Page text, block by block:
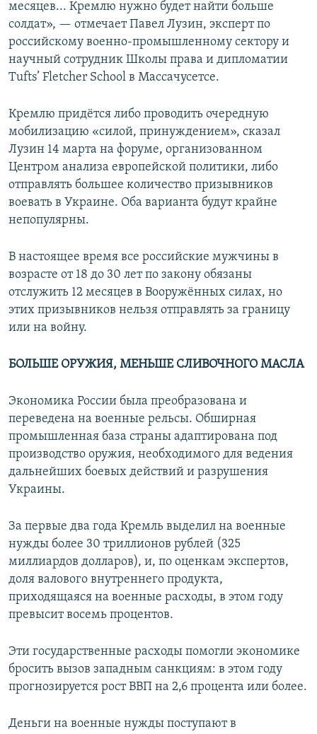
месяцев... Кремлю нужно будет найти больше
солдат», — отмечает Павел Лузин, эксперт по
российскому военно-промышленному сектору и
научный сотрудник Школы права и дипломатии
Tufts’ Fletcher School в Массачусетсе.
Кремлю придётся либо проводить очередную
мобилизацию «силой, принуждением», сказал
Лузин 14 марта на форуме, организованном
Центром анализа европейской политики, либо
отправлять большее количество призывников
воевать в Украине. Оба варианта будут крайне
непопулярны.
В настоящее время все российские мужчины в
возрасте от 18 до 30 лет по закону обязаны
отслужить 12 месяцев в Вооружённых силах, но
этих призывников нельзя отправлять за границу
или на войну.
БОЛЬШЕ ОРУЖИЯ, МЕНЬШЕ СЛИВОЧНОГО МАСЛА
Экономика России была преобразована и
переведена на военные рельсы. Обширная
промышленная база страны адаптирована под
производство оружия, необходимого для ведения
дальнейших боевых действий и разрушения
Украины.
За первые два года Кремль выделил на военные
нужды более 30 триллионов рублей (325
миллиардов долларов), и, по оценкам экспертов,
доля валового внутреннего продукта,
приходящаяся на военные расходы, в этом году
превысит восемь процентов.
Эти государственные расходы помогли экономике
бросить вызов западным санкциям: в этом году
прогнозируется рост ВВП на 2,6 процента или более.
Деньги на военные нужды поступают в